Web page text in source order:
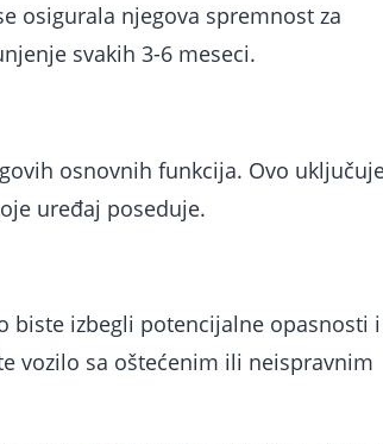
osigurala njegova spremnost za
svakih 3-6 meseci.
osnovnih funkcija. Ovo
uređaj poseduje.
biste izbegli potencijalne opasnosti i
vozilo sa oštećenim ili neispravnim